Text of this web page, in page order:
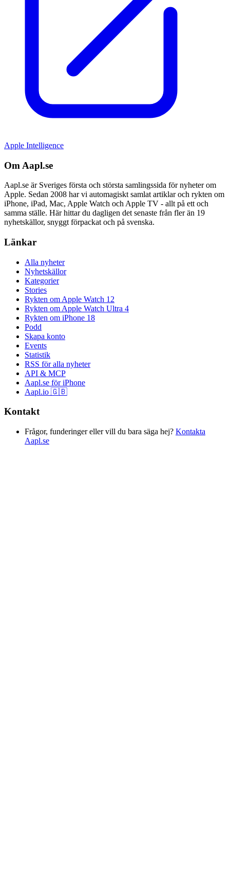
Apple Intelligence
Om Aapl.se
Aapl.se är Sveriges första och största samlingssida för nyheter om
Apple. Sedan 2008 har vi automagiskt samlat artiklar och rykten om
iPhone, iPad, Mac, Apple Watch och Apple TV - allt på ett och
samma ställe. Här hittar du dagligen det senaste från fler än 19
nyhetskällor, snyggt förpackat och på svenska.
Länkar
Alla nyheter
Nyhetskällor
Kategorier
Stories
Rykten om Apple Watch 12
Rykten om Apple Watch Ultra 4
Rykten om iPhone 18
Podd
Skapa konto
Events
Statistik
RSS för alla nyheter
API & MCP
Aapl.se för iPhone
Aapl.io 🇬🇧
Kontakt
Frågor, funderinger eller vill du bara säga hej? Kontakta
Aapl.se